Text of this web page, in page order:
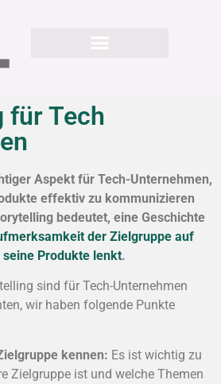
für Tech
Aspekt für Tech-Unternehmen,
effektiv zu kommunizieren
bedeutet, eine Geschichte
der Zielgruppe auf
Produkte lenkt.
sind für Tech-Unternehmen
wir haben folgende Punkte
kennen: Es ist wichtig zu
Zielgruppe ist und welche Themen